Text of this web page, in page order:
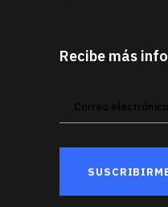
Recibe más